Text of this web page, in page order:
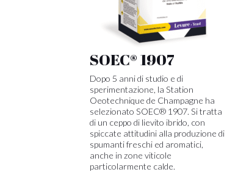
SOEC® 1907
Dopo 5 anni di studio e di
sperimentazione, la Station
Oeotechnique de Champagne ha
selezionato SOEC® 1907. Si tratta
di un ceppo di lievito ibrido, con
spiccate attitudini alla produzione di
spumanti freschi ed aromatici,
anche in zone viticole
particolarmente calde.